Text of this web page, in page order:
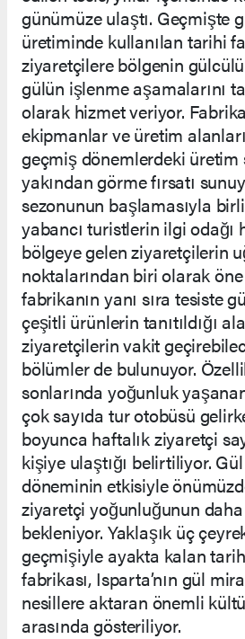
günümüze ulaştı. Geçmişte
üretiminde kullanılan tarihi
ziyaretçilere bölgenin
gülün işlenme aşamalarını
olarak hizmet veriyor.
ekipmanlar ve üretim
geçmiş dönemlerdeki üretim
yakından görme fırsatı
sezonunun başlamasıyla
yabancı turistlerin ilgi odağı
bölgeye gelen ziyaretçilerin
noktalarından biri olarak öne
fabrikanın yanı sıra tesiste
çeşitli ürünlerin tanıtıldığı
ziyaretçilerin vakit
bölümler de bulunuyor.
sonlarında yoğunluk
çok sayıda tur otobüsü
boyunca haftalık ziyaretçi
kişiye ulaştığı belirtiliyor.
döneminin etkisiyle
ziyaretçi yoğunluğunun
bekleniyor. Yaklaşık üç
geçmişiyle ayakta kalan
fabrikası, Isparta’nın gül
nesillere aktaran önemli
arasında gösteriliyor.